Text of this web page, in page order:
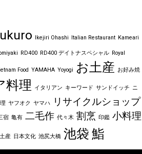
Ikejiri Ohashi Italian Restaurant Kameari
RD400 RD400 デイトナスペシャル Royal
Food YAMAHA Yoyogi お土産 お好み焼
料理 イタリアン キーワード サンドイッチ ニ
ヤフオク ヤマハ リサイクルショップ
宿 亀有 二毛作 代々木 割烹 印鑑 小料理
産 日本文化 池尻大橋 池袋 鮨